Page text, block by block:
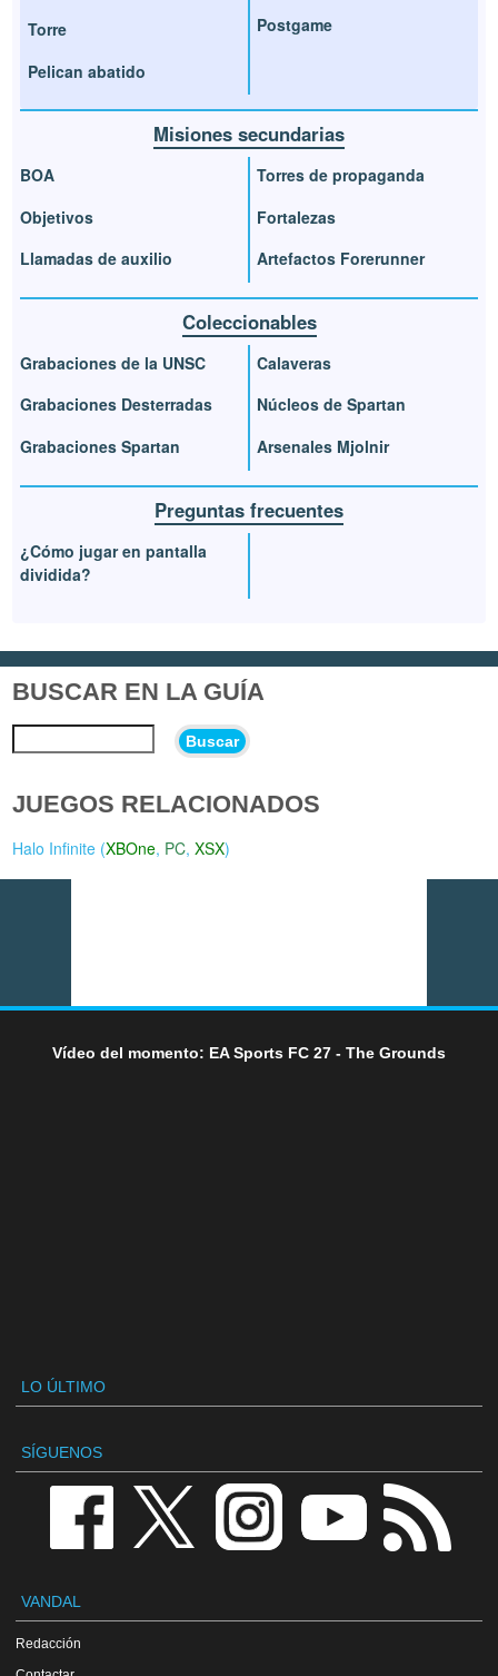
Torre
Pelican abatido
Postgame
Misiones secundarias
BOA
Objetivos
Llamadas de auxilio
Torres de propaganda
Fortalezas
Artefactos Forerunner
Coleccionables
Grabaciones de la UNSC
Grabaciones Desterradas
Grabaciones Spartan
Calaveras
Núcleos de Spartan
Arsenales Mjolnir
Preguntas frecuentes
¿Cómo jugar en pantalla
dividida?
BUSCAR EN LA GUÍA
Buscar
JUEGOS RELACIONADOS
Halo Infinite (XBOne, PC,XSX)
Vídeo del momento: EA Sports FC 27 - The Grounds
LO ÚLTIMO
SÍGUENOS
VANDAL
Redacción